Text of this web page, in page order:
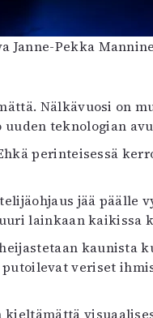
Janne-Pekka
Nälkävuosi on
teknologian
perinteisessä
jää päälle
lainkaan kaikissa
kaunista
veriset